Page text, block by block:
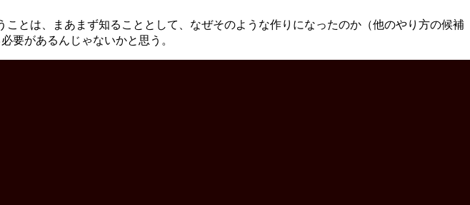
とは、まあまず知ることとして、なぜそのような作りになったのか（他のやり方の候補
要があるんじゃないかと思う。